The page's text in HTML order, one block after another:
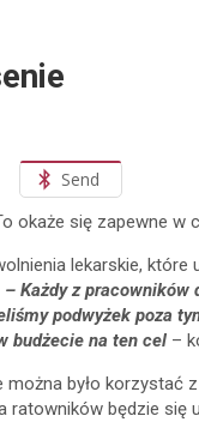
Send
okaże się zapewne w
lekarskie,
– Każdy z pracowników
podwyżek poza
budżecie na ten cel –
było korzystać z
ratowników będzie